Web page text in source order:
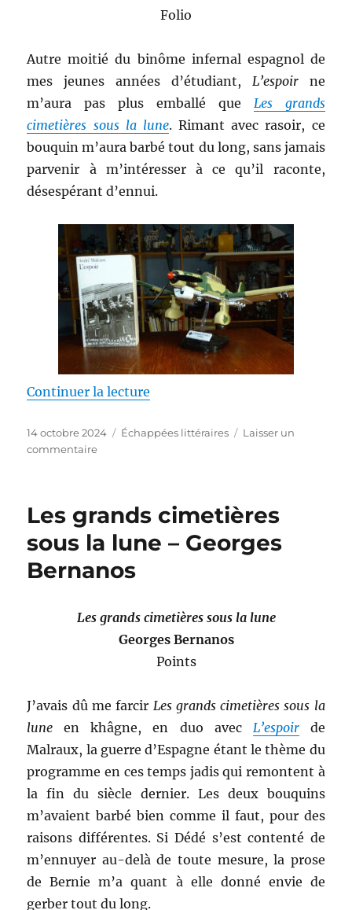
Folio
Autre moitié du binôme infernal espagnol de
mes jeunes années d’étudiant, L’espoirne
m’aura pas plus emballé que Les grands
cimetières sous la lune. Rimant avec rasoir, ce
bouquin m’aura barbé tout du long, sans jamais
parvenir à m’intéresser à ce qu’il raconte,
désespérant d’ennui.
Continuer la lecture
Publié
le
14 octobre 2024 Catégories
Échappées littéraires
Laisser un
commentairesur
Malraux
Les grands cimetières
sous la lune – Georges
Bernanos
Les grands cimetières sous la lune
Georges Bernanos
Points
J’avais dû me farcir Les grands cimetières sous la
lune en khâgne, en duo avec L’espoirde
Malraux, la guerre d’Espagne étant le thème du
programme en ces temps jadis qui remontent à
la fin du siècle dernier. Les deux bouquins
m’avaient barbé bien comme il faut, pour des
raisons différentes. Si Dédé s’est contenté de
m’ennuyer au-delà de toute mesure, la prose
de Bernie m’a quant à elle donné envie de
gerber tout du long.